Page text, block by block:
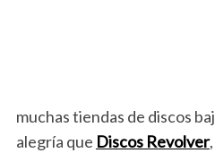
muchas tiendas de discos
alegría que Discos Revolver